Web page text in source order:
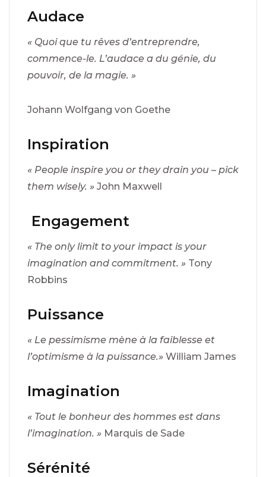
Audace
« Quoi que tu rêves d’entreprendre,
commence-le. L’audace a du génie, du
pouvoir, de la magie. »
Johann Wolfgang von Goethe
Inspiration
« People inspire you or they drain you – pick
them wisely. » John Maxwell
Engagement
« The only limit to your impact is your
imagination and commitment. » Tony
Robbins
Puissance
« Le pessimisme mène à la faiblesse et
l’optimisme à la puissance.» William James
Imagination
« Tout le bonheur des hommes est dans
l’imagination. » Marquis de Sade
Sérénité